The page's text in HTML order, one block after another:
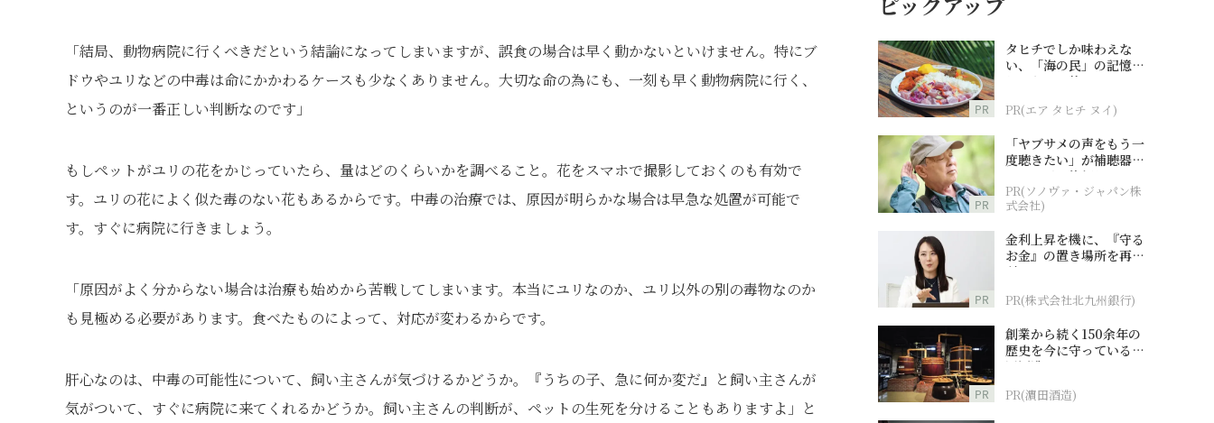
「結局、動物病院に行くべきだという結論になってしまいますが、誤食の場合は早く動かないといけません。特にブ
ドウやユリなどの中毒は命にかかわるケースも少なくありません。大切な命の為にも、一刻も早く動物病院に行く、
というのが一番正しい判断なのです」
もしペットがユリの花をかじっていたら、量はどのくらいかを調べること。花をスマホで撮影しておくのも有効で
す。ユリの花によく似た毒のない花もあるからです。中毒の治療では、原因が明らかな場合は早急な処置が可能で
す。すぐに病院に行きましょう。
「原因がよく分からない場合は治療も始めから苦戦してしまいます。本当にユリなのか、ユリ以外の別の毒物なのか
も見極める必要があります。食べたものによって、対応が変わるからです。
肝心なのは、中毒の可能性について、飼い主さんが気づけるかどうか。『うちの子、急に何か変だ』と飼い主さんが
気がついて、すぐに病院に来てくれるかどうか。飼い主さんの判断が、ペットの生死を分けることもありますよ」と
PR
タヒチでしか味わえな
い、「海の民」の記憶へ
とつながる旅
PR(エア タヒチ ヌイ)
PR
「ヤブサメの声をもう一
度聴きたい」が補聴器チ
ャレンジの後押しに
PR(ソノヴァ・ジャパン株
式会社)
PR
金利上昇を機に、『守る
お金』の置き場所を再検
討
PR(株式会社北九州銀行)
PR
創業から続く150余年の
歴史を今に守っている濵
田酒造
PR(濵田酒造)